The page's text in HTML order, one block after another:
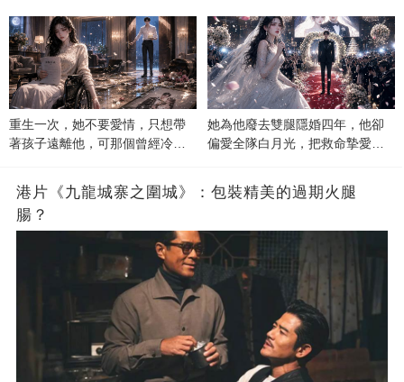
重生一次，她不要愛情，只想帶
著孩子遠離他，可那個曾經冷漠
她為他廢去雙腿隱婚四年，他卻
偏愛全隊白月光，把救命摯愛當
港片《九龍城寨之圍城》：包裝精美的過期火腿
腸？